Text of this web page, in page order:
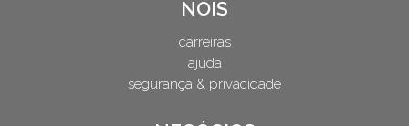
NÓIS
carreiras
ajuda
segurança & privacidade